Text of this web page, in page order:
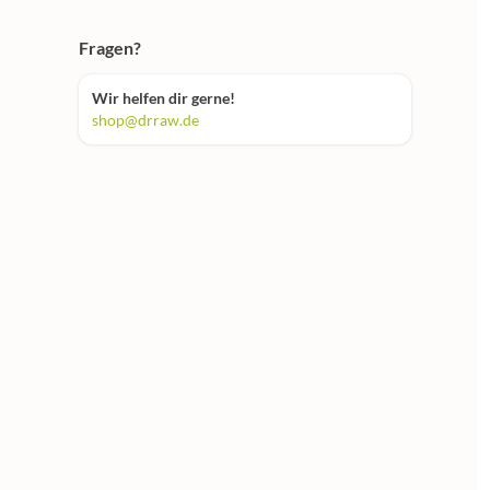
Fragen?
Wir helfen dir gerne!
shop@drraw.de